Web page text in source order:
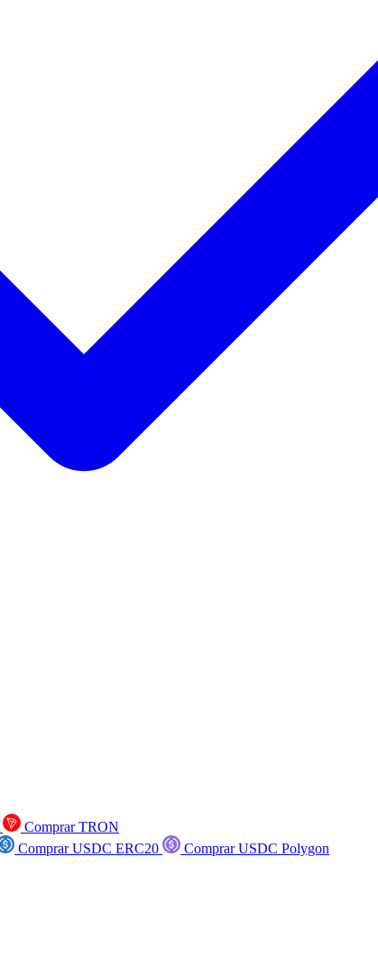
Comprar TRON
Comprar USDC ERC20
Comprar USDC Polygon